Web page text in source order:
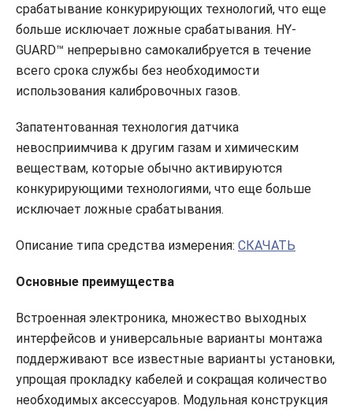
срабатывание конкурирующих технологий, что еще
больше исключает ложные срабатывания. HY-
GUARD™ непрерывно самокалибруется в течение
всего срока службы без необходимости
использования калибровочных газов.
Запатентованная технология датчика
невосприимчива к другим газам и химическим
веществам, которые обычно активируются
конкурирующими технологиями, что еще больше
исключает ложные срабатывания.
Описание типа средства измерения: СКАЧАТЬ
Основные преимущества
Встроенная электроника, множество выходных
интерфейсов и универсальные варианты монтажа
поддерживают все известные варианты установки,
упрощая прокладку кабелей и сокращая количество
необходимых аксессуаров. Модульная конструкция